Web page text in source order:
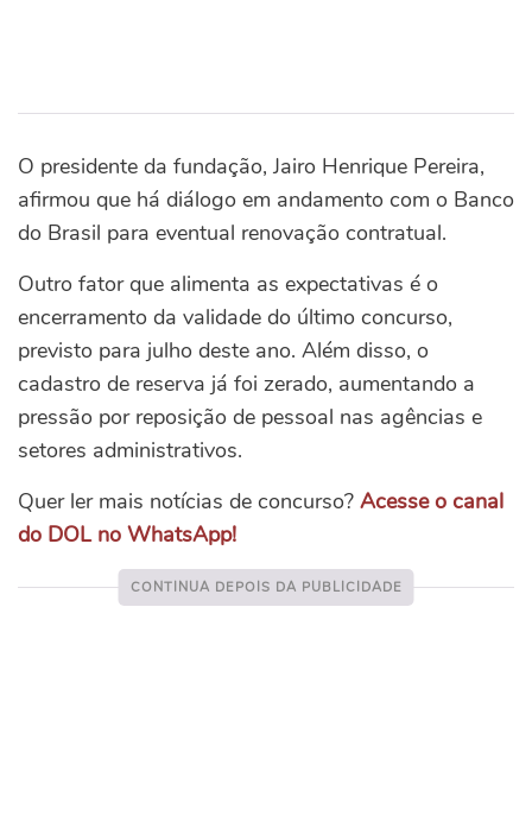
O presidente da fundação, Jairo Henrique Pereira,
afirmou que há diálogo em andamento com o Banco
do Brasil para eventual renovação contratual.
Outro fator que alimenta as expectativas é o
encerramento da validade do último concurso,
previsto para julho deste ano. Além disso, o
cadastro de reserva já foi zerado, aumentando a
pressão por reposição de pessoal nas agências e
setores administrativos.
Quer ler mais notícias de concurso? Acesse o canal
do DOL no WhatsApp!